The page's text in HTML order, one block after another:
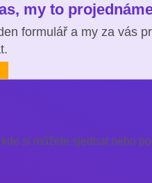
my to
formulář a my za vás
si můžete sjednat nebo